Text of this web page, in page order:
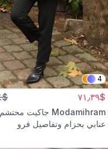
4
$٧١٫٣٩ $٨٢٫١٤
Modamihram جاكيت محتشم
عنابي بحزام وتفاصيل فرو